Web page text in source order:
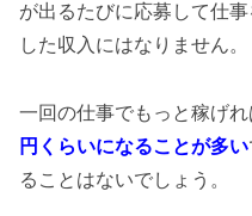
が出るたびに応募して仕
した収入にはなりません。
一回の仕事でもっと稼げ
円くらいになることが多い
ることはないでしょう。